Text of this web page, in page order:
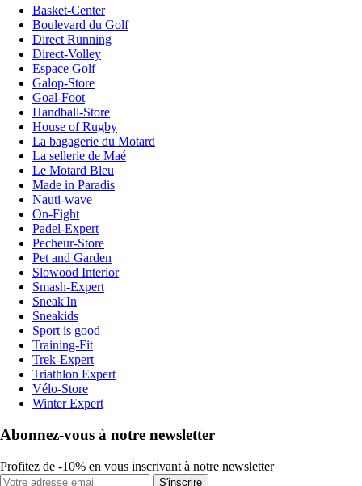
Basket-Center
Boulevard du Golf
Direct Running
Direct-Volley
Espace Golf
Galop-Store
Goal-Foot
Handball-Store
House of Rugby
La bagagerie du Motard
La sellerie de Maé
Le Motard Bleu
Made in Paradis
Nauti-wave
On-Fight
Padel-Expert
Pecheur-Store
Pet and Garden
Slowood Interior
Smash-Expert
Sneak'In
Sneakids
Sport is good
Training-Fit
Trek-Expert
Triathlon Expert
Vélo-Store
Winter Expert
Abonnez-vous à notre newsletter
Profitez de -10% en vous inscrivant à notre newsletter
S'inscrire